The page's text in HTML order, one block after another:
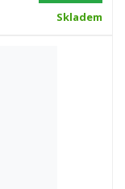
Skladem